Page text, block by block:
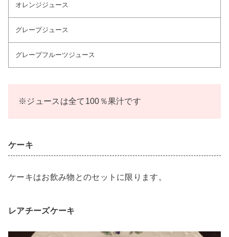
オレンジジュース
グレープジュース
グレープフルーツジュース
※ジュースは全て100％果汁です
ケーキ
ケーキはお飲み物とのセットに限ります。
レアチーズケーキ